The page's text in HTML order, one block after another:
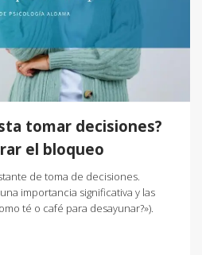
tomar decisiones?
el bloqueo
de toma de decisiones.
importancia significativa y las
té o café para desayunar?»).